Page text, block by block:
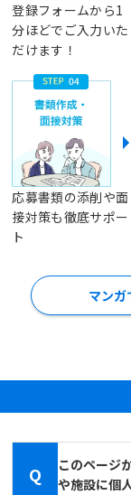
登録フォームから1
分ほどでご入力いた
だけます！
応募書類の添削や面
接対策も徹底サポー
ト
マンガ
Q
このページ
や施設に個